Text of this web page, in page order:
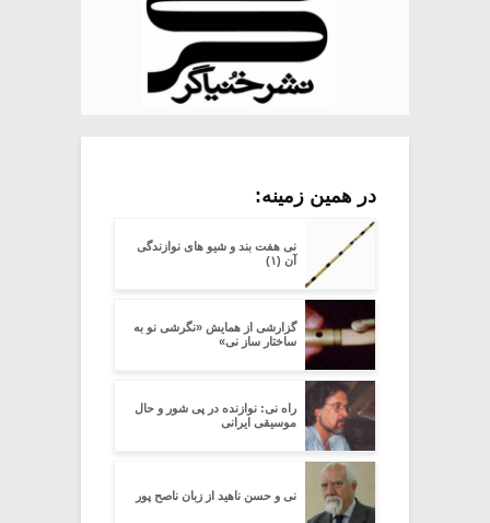
در همین زمینه:
نی هفت بند و شیو های نوازندگی
آن (۱)
گزارشی از همایش «نگرشی نو به
ساختار ساز نی»
راه نی: نوازنده در پی شور و حال
موسیقی ایرانی
نی و حسن ناهید از زبان ناصح پور